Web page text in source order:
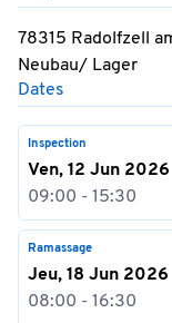
78315 Radolfzell
Neubau/ Lager
Dates
Inspection
Ven, 12 Jun 2026
09:00 - 15:30
Ramassage
Jeu, 18 Jun 2026
08:00 - 16:30